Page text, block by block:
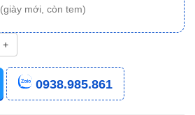
(giày mới, còn tem)
+
0938.985.861